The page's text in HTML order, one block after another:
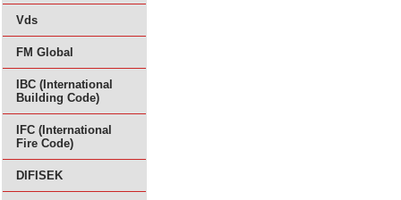
Vds
FM Global
IBC (International
Building Code)
IFC (International
Fire Code)
DIFISEK